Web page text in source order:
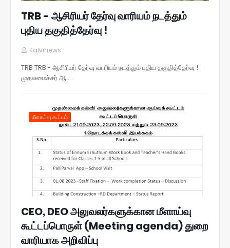
TRB - ஆசிரியர் தேர்வு வாரியம் நடத்தும்
புதிய தகுதித்தேர்வு !
Kalvinews
TRB TRB - ஆசிரியர் தேர்வு வாரியம் நடத்தும் புதிய தகுதித்தேர்வு !
முதலமைச்சர் ஆ…
மீளாய்வு கூட்டம்
CEO, DEO அலுவலர்களுக்கான மீளாய்வு
கூட்டப்பொருள் (Meeting agenda) துறை
வாரியாக அறிவிப்பு